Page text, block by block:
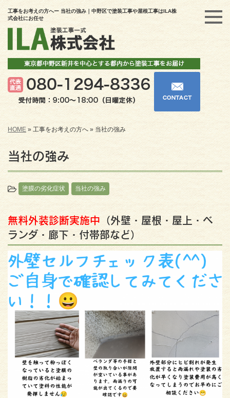
工事をお考えの方へー 当社の強み｜中野区で塗装工事や屋根工事はILA株
式会社にお任せ
HOME » 工事をお考えの方へ » 当社の強み
当社の強み
塗膜の劣化症状 当社の強み
無料外装診断実施中（外壁・屋根・屋上・ベ
ランダ・廊下・付帯部など）